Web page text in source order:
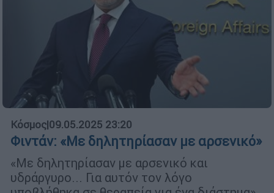
Κόσμος|09.05.2025 23:20
Φιντάν: «Με δηλητηρίασαν με αρσενικό»
«Με δηλητηρίασαν με αρσενικό και
υδράργυρο... Για αυτόν τον λόγο